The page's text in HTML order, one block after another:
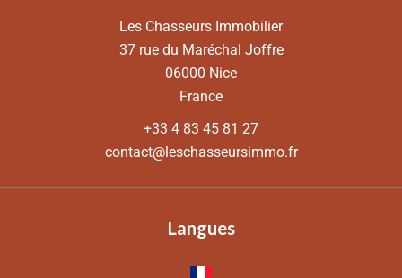
Les Chasseurs Immobilier
37 rue du Maréchal Joffre
06000 Nice
France
+33 4 83 45 81 27
contact@leschasseursimmo.fr
Langues